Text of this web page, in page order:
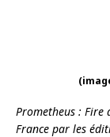
Prometheus : Fire
France par les